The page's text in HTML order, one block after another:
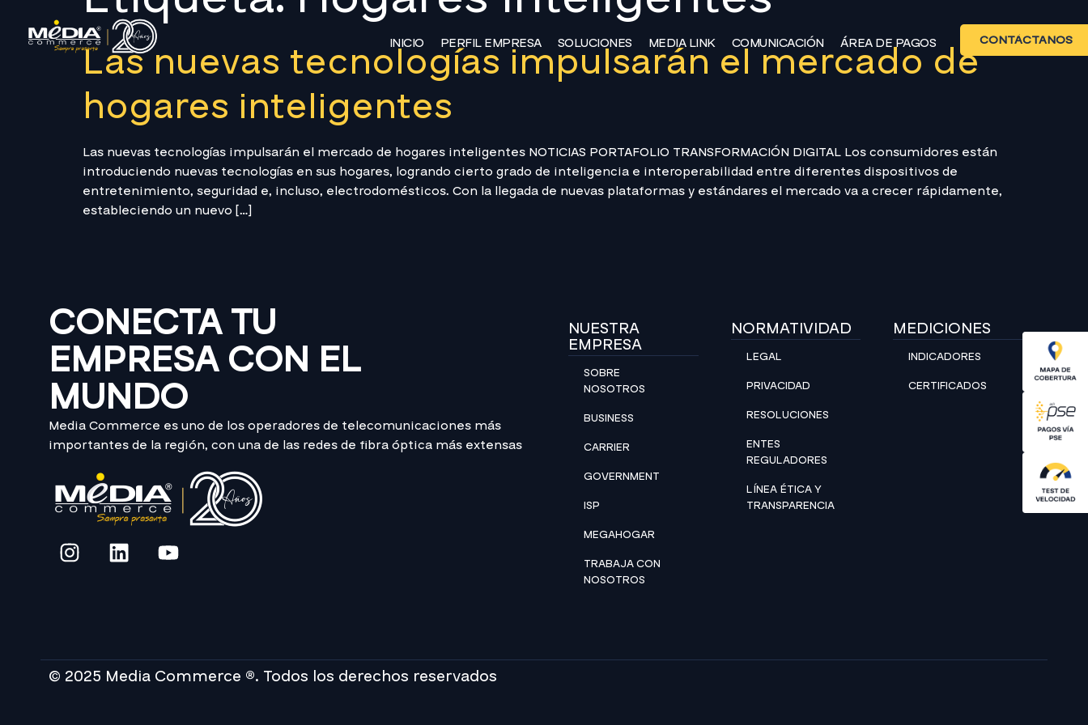
INICIO PERFIL EMPRESA SOLUCIONES MEDIA LINK COMUNICACIÓN ÁREA DE PAGOS CONTÁCTANOS
Las nuevas tecnologías impulsarán el mercado de
hogares inteligentes
Las nuevas tecnologías impulsarán el mercado de hogares inteligentes NOTICIAS PORTAFOLIO TRANSFORMACIÓN DIGITAL Los consumidores están
introduciendo nuevas tecnologías en sus hogares, logrando cierto grado de inteligencia e interoperabilidad entre diferentes dispositivos de
entretenimiento, seguridad e, incluso, electrodomésticos. Con la llegada de nuevas plataformas y estándares el mercado va a crecer rápidamente,
estableciendo un nuevo […]
CONECTA TU
EMPRESA CON EL
MUNDO
Media Commerce es uno de los operadores de telecomunicaciones más
importantes de la región, con una de las redes de fibra óptica más extensas
NUESTRA
EMPRESA
SOBRE
NOSOTROS
BUSINESS
CARRIER
GOVERNMENT
ISP
MEGAHOGAR
TRABAJA CON
NOSOTROS
NORMATIVIDAD
LEGAL
PRIVACIDAD
RESOLUCIONES
ENTES
REGULADORES
LÍNEA ÉTICA Y
TRANSPARENCIA
MEDICIONES
INDICADORES
CERTIFICADOS
© 2025 Media Commerce ®. Todos los derechos reservados